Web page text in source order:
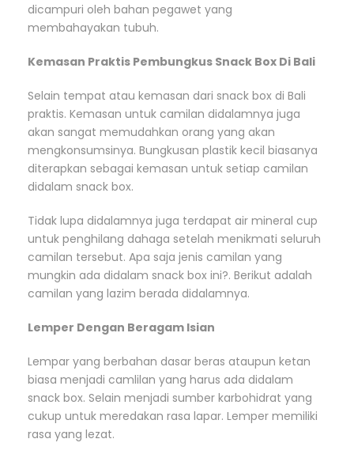
dicampuri oleh bahan pegawet yang
membahayakan tubuh.
Kemasan Praktis Pembungkus Snack Box Di Bali
Selain tempat atau kemasan dari snack box di Bali
praktis. Kemasan untuk camilan didalamnya juga
akan sangat memudahkan orang yang akan
mengkonsumsinya. Bungkusan plastik kecil biasanya
diterapkan sebagai kemasan untuk setiap camilan
didalam snack box.
Tidak lupa didalamnya juga terdapat air mineral cup
untuk penghilang dahaga setelah menikmati seluruh
camilan tersebut. Apa saja jenis camilan yang
mungkin ada didalam snack box ini?. Berikut adalah
camilan yang lazim berada didalamnya.
Lemper Dengan Beragam Isian
Lempar yang berbahan dasar beras ataupun ketan
biasa menjadi camlilan yang harus ada didalam
snack box. Selain menjadi sumber karbohidrat yang
cukup untuk meredakan rasa lapar. Lemper memiliki
rasa yang lezat.